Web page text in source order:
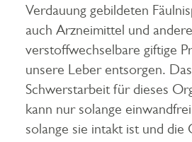
Verdauung gebildeten
auch Arzneimittel und
verstoffwechselbare giftige
unsere Leber entsorgen.
Schwerstarbeit für dieses
kann nur solange
solange sie intakt ist und die